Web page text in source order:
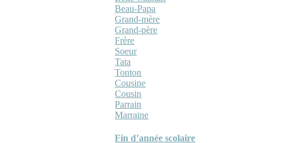
Beau-Papa
Grand-mère
Grand-père
Frère
Soeur
Tata
Tonton
Cousine
Cousin
Parrain
Marraine
Fin d’année scolaire